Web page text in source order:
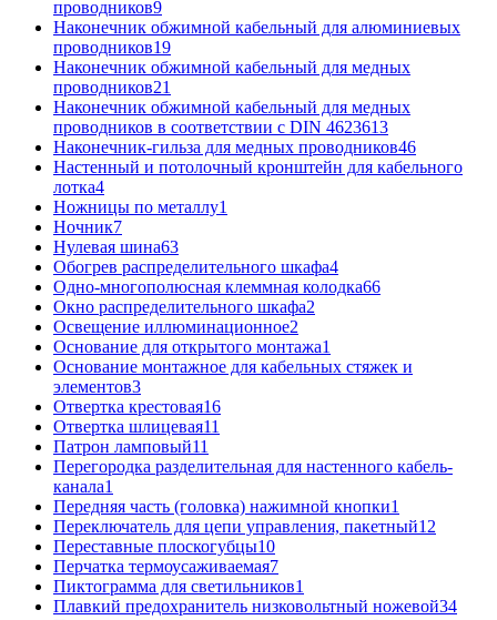
проводников9
Наконечник обжимной кабельный для алюминиевых
проводников19
Наконечник обжимной кабельный для медных
проводников21
Наконечник обжимной кабельный для медных
проводников в соответствии с DIN 4623613
Наконечник-гильза для медных проводников46
Настенный и потолочный кронштейн для кабельного
лотка4
Ножницы по металлу1
Ночник7
Нулевая шина63
Обогрев распределительного шкафа4
Одно-многополюсная клеммная колодка66
Окно распределительного шкафа2
Освещение иллюминационное2
Основание для открытого монтажа1
Основание монтажное для кабельных стяжек и
элементов3
Отвертка крестовая16
Отвертка шлицевая11
Патрон ламповый11
Перегородка разделительная для настенного кабель-
канала1
Передняя часть (головка) нажимной кнопки1
Переключатель для цепи управления, пакетный12
Переставные плоскогубцы10
Перчатка термоусаживаемая7
Пиктограмма для светильников1
Плавкий предохранитель низковольтный ножевой34